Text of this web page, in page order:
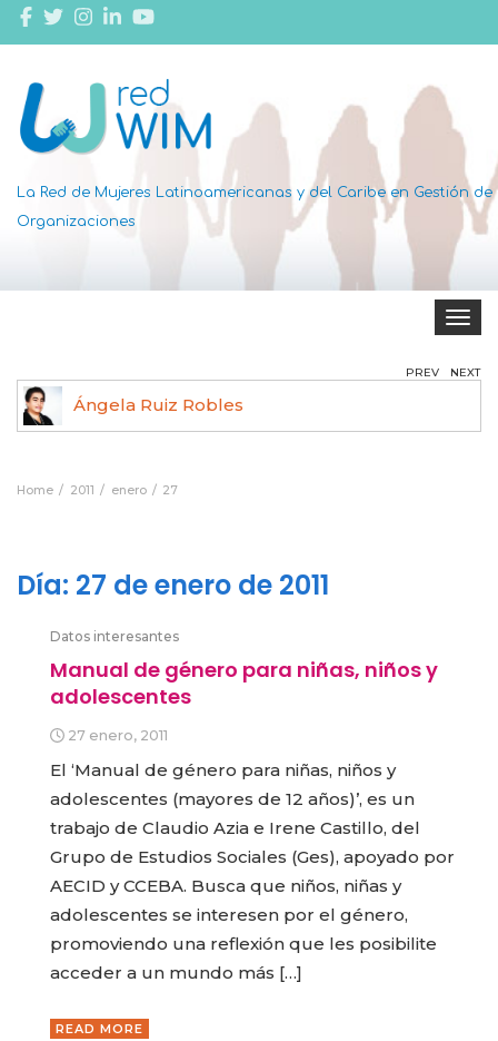
La Red de Mujeres Latinoamericanas y del Caribe en Gestión de
Organizaciones
Toggle
Ángela Ruiz Robles
PREV NEXT
Home 2011 enero 27
Día: 27 de enero de 2011
Datos interesantes
Manual de género para niñas, niños y
adolescentes
27 enero, 2011
El ‘Manual de género para niñas, niños y
adolescentes (mayores de 12 años)’, es un
trabajo de Claudio Azia e Irene Castillo, del
Grupo de Estudios Sociales (Ges), apoyado por
AECID y CCEBA. Busca que niños, niñas y
adolescentes se interesen por el género,
promoviendo una reflexión que les posibilite
acceder a un mundo más […]
READ MORE